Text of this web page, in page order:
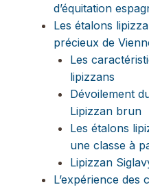
d’équitation
Les étalons
précieux de
Les
lipizzans
Dévoilement
Lipizzan brun
Les étalons
une classe à
Lipizzan
L’expérience des